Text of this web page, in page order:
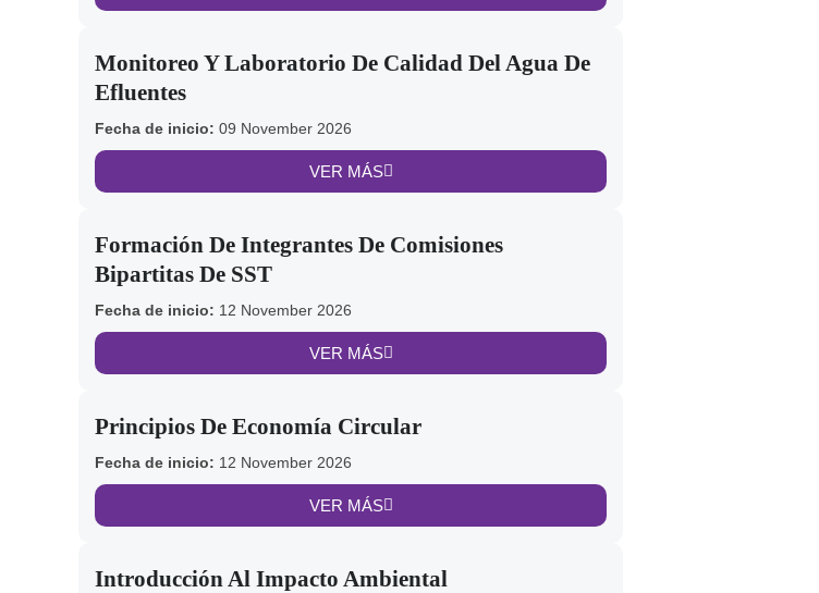
Monitoreo Y Laboratorio De Calidad Del Agua De
Efluentes
Fecha de inicio: 09 November 2026
VER MÁS
Formación De Integrantes De Comisiones
Bipartitas De SST
Fecha de inicio: 12 November 2026
VER MÁS
Principios De Economía Circular
Fecha de inicio: 12 November 2026
VER MÁS
Introducción Al Impacto Ambiental